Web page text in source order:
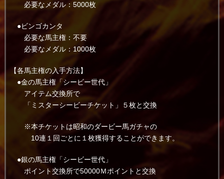
必要なメダル：5000枚
●ビンゴカンタ
必要な馬主権：不要
必要なメダル：1000枚
【各馬主権の入手方法】
●金の馬主権「シービー世代」
アイテム交換所で
「ミスターシービーチケット」５枚と交換
※本チケットは昭和のダービー馬ガチャの
10連１回ごとに１枚獲得することができます。
●銀の馬主権「シービー世代」
ポイント交換所で50000Ｍポイントと交換